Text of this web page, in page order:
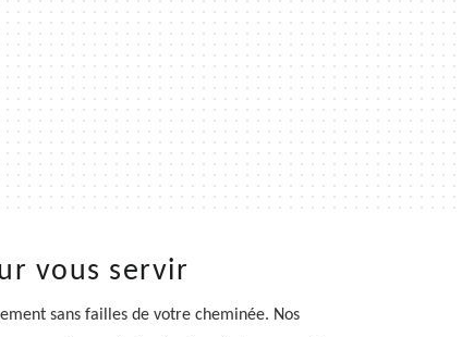
vous servir
sans failles de votre cheminée. Nos